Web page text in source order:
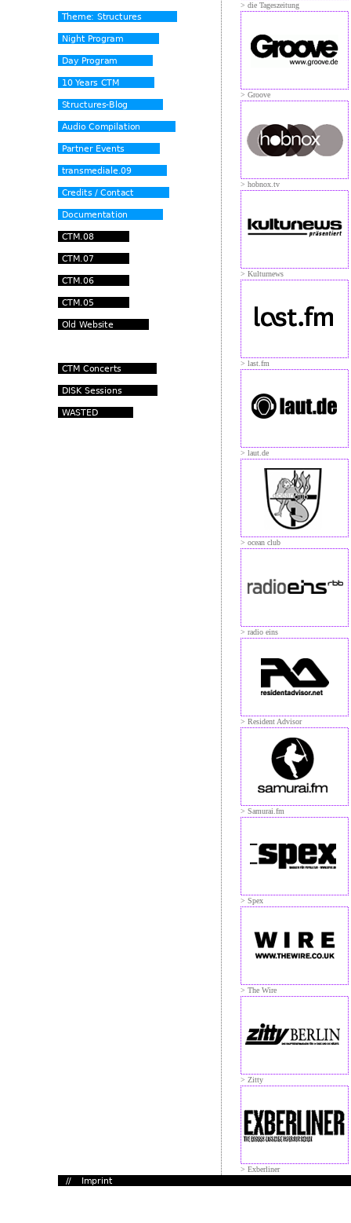
> die Tageszeitung
> Groove
> hobnox.tv
> Kulturnews
> last.fm
> laut.de
> ocean club
> radio eins
> Resident Advisor
> Samurai.fm
> Spex
> The Wire
> Zitty
> Exberliner